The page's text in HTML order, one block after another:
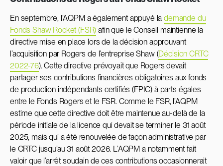
En septembre, l’AQPM a également appuyé lademande du
Fonds Shaw Rocket (FSR) afin que le Conseil maintienne la
directive mise en place lors de la décision approuvant
l’acquisition par Rogers de l’entreprise Shaw (Décision CRTC
2022-76). Cette directive prévoyait que Rogers devait
partager ses contributions financières obligatoires aux fonds
de production indépendants certifiés (FPIC) à parts égales
entre le Fonds Rogers et le FSR. Comme le FSR, l’AQPM
estime que cette directive doit être maintenue au-delà de la
période initiale de la licence qui devait se terminer le 31 août
2025, mais qui a été renouvelée de façon administrative par
le CRTC jusqu’au 31 août 2026. L’AQPM a notamment fait
valoir que l’arrêt soudain de ces contributions occasionnerait